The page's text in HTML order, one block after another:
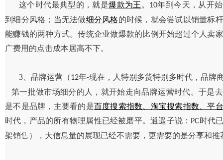
这个时代最典型的，就是爆款为王 。 10年到今天，从开
到细分风格；当无法做细分风格的时候，就会尝试以销量标
能赚钱的两种方式。传统企业做爆款的比例开始超过个人卖
广费用的点击成本居高不下。
3、品牌运营（12年-现在，人特别多货特别多时代，品牌
第一批做市场细分的人，就开始走向品牌运营时代。于是
是不是品牌，主要看的是百度搜索指数、淘宝搜索指数、平
时代，产品的所有物理属性已经被磨平。逍遥子说： PC时代
架销售），大信息量的展现已经不需要，更需要的是分享和推